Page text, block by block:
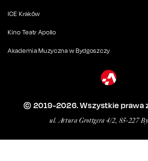
ICE Kraków
Kino Teatr Apollo
Akademia Muzyczna w Bydgoszczy
© 2019-2026. Wszystkie prawa
ul. Artura Grottgera 4/2, 85-227